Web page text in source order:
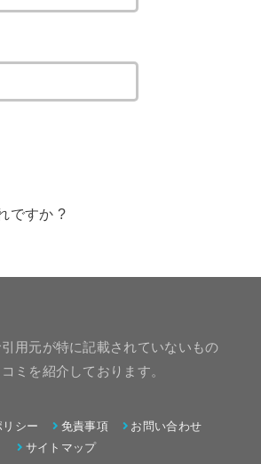
ですか ?
用元が特に記載されていないもの
ミを紹介しております。
シー 免責事項
お問い合わせ
サイトマップ